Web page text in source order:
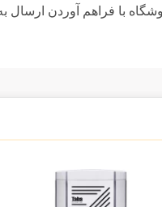
با فراهم آوردن